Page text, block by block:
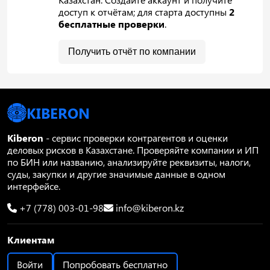
доступ к отчётам; для старта доступны2
бесплатные проверки.
Получить отчёт по компании
KIBERON
Kiberon - сервис проверки контрагентов и оценки
деловых рисков в Казахстане. Проверяйте компании и ИП
по БИН или названию, анализируйте реквизиты, налоги,
суды, закупки и другие значимые данные в одном
интерфейсе.
+7 (778) 003-01-98
info@kiberon.kz
Клиентам
Войти
Попробовать бесплатно